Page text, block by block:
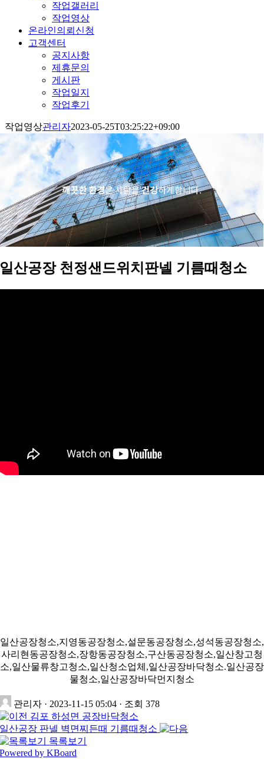
작업갤러리
작업영상
온라인의뢰신청
고객센터
공지사항
제휴문의
게시판
작업일지
작업후기
작업영상관리자2023-05-25T03:25:22+09:00
깨끗한환경은사람을건강하게합니다.
일산공장 천정샌드위치판넬 기름때청소
일산공장청소,지영동공장청소,설문동공장청소,성석동공장청소,
사리현동공장청소,장항동공장청소,구산동공장청소,일산창고청
소,일산물류창고청소,일산청소업체,일산공장바닥청소.일산공장
물청소,일산공장바닥먼지청소
관리자 · 2023-11-15 05:04 · 조회 378
김포 하성면 공장바닥청소
일산공장 판넬 벽면찌든때 기름때청소
목록보기
Powered by KBoard